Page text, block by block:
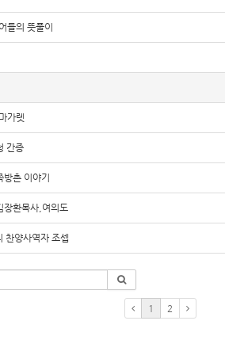
들의 뜻풀이
가렛
간증
촌 이야기
환목사,여의도
찬양사역자 조셉
1 2